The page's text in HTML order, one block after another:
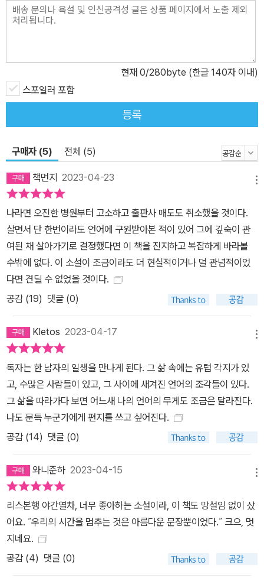
즉물적 쾌락이나 욕망, 허무에 빠지지 않는 것. 오히려 언어와 문학으
로 정신을 벼리는 모습은 세상을 마주하는 가장 숭고한 태도를 제시
파올로 등 작중 소설가들은 세간의 평과 무관하게 자신이 써야 한다
고 믿는 글을 마치 그것에 자기 존재가 걸린 듯 필사적으로 집필한다.
《언어의 무게》는 문학으로 삶을 버텨내는 인물들의 사례집처럼 읽히
는데, 이들이 읽고 쓰는 글을 액자식으로 제시하며 삶이 문학으로 승
물이 읽고 쓰는 또 하나의 이야기……. 소설 내에서도 가상과 현실의
경계가 점차 모호해지며 유럽 문학계의 여러 인물, 사건이 환상적으
로 펼쳐진다. 《언어의 무게》가 더없이 작가주의적인 작품이면서, 동
시에 번잡한 세상에서도 문학을 사랑하는 모든 독자를 위한 선물처럼
읽히는 이유다. “언어로 무엇까지 할 수 있는가에 관한 우아한 사색.”
파스칼 메르시어가 세상에 내놓은 또 하나의 명작 파스칼 메르시어는
독문학 평단에서 문제적 작가로 통한다. 그는 페터 비에리라는 본명
으로 《삶의 격》 《자기 결정》 등 철학서를 발표해온 철학자이면서 다
발휘하듯 파스칼 메르시어는 인물 및 사건 중심의 일반적 소설 형식
일을 구사한다. 평단 일각은 서사와 인물이 사색적이며 현학적이라고
보지만, 대중 독자는 파스칼 메르시어의 작품에 열광적으로 호응해왔
다. 전작 《리스본행 야간열차》는 독일어권 국가에서만 200만 독자
의 사랑을 받고 30개 이상 언어로 번역되었으며, 《언어의 무게》 역시
〈슈피겔〉 연간 베스트셀러에 오르며 광범위한 지지를 받았다. ‘날카로
운 작가의식이 특유의 고백적 문체로 서술되며 소설적 재미를 구
현’함으로써 ‘파스칼 메르시어를 세계적 작가로 만든 모든 강점’이 담
긴 작품이라는 〈쥐트도이체 차이퉁〉의 평가처럼, 작중에서 레이랜드
를 비롯한 여러 인물은 저마다 감정을 숨기지 않고 직설적으로 드러
낸다. 그리고 그 감정이란 언어와 문학에 대한 애정, 그것을 통해 명징
한 정신으로 세상을 이해하려는 의지다. 문학가이자 철학자로서의 문
제의식을 정교한 소설적 구성으로 빚어낸 작품 《언어의 무게》는 문학
의 힘이 약해진 시대에 문학으로 각자의 삶을 온전히 살아내려는 이
들을 그리며, 깊고 장중한 소설을 기다리던 독자들에게 강렬한 감동
현재 0/280byte (한글 140자 이내)
스포일러 포함
등록
구매자 (5) 전체 (5)
책먼지 2023-04-23
나라면 오진한 병원부터 고소하고 출판사 매도도 취소했을 것이다.
살면서 단 한번이라도 언어에 구원받아본 적이 있어 그에 깊숙이 관
여된 채 살아가기로 결정했다면 이 책을 진지하고 복잡하게 바라볼
수밖에 없다. 이 소설이 조금이라도 더 현실적이거나 덜 관념적이었
다면 견딜 수 없었을 것이다.
공감 (19) 댓글 (0)
Kletos 2023-04-17
독자는 한 남자의 일생을 만나게 된다. 그 삶 속에는 유럽 각지가 있
고, 수많은 사람들이 있고, 그 사이에 새겨진 언어의 조각들이 있다.
그 삶을 따라가다 보면 어느새 나의 언어의 무게도 조금은 달라진다.
나도 문득 누군가에게 편지를 쓰고 싶어진다.
공감 (14) 댓글 (0)
와니준하 2023-04-15
리스본행 야간열차, 너무 좋아하는 소설이라, 이 책도 망설임 없이 샀
어요. ˝우리의 시간을 멈추는 것은 아름다운 문장뿐이었다.˝ 크으, 멋
지네요.
공감 (4) 댓글 (0)